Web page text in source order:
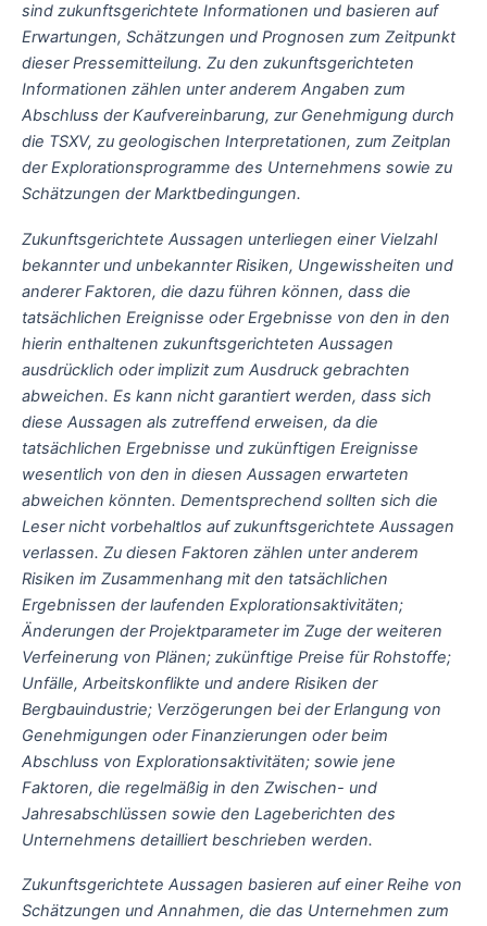
sind zukunftsgerichtete Informationen und basieren auf
Erwartungen, Schätzungen und Prognosen zum Zeitpunkt
dieser Pressemitteilung. Zu den zukunftsgerichteten
Informationen zählen unter anderem Angaben zum
Abschluss der Kaufvereinbarung, zur Genehmigung durch
die TSXV, zu geologischen Interpretationen, zum Zeitplan
der Explorationsprogramme des Unternehmens sowie zu
Schätzungen der Marktbedingungen.
Zukunftsgerichtete Aussagen unterliegen einer Vielzahl
bekannter und unbekannter Risiken, Ungewissheiten und
anderer Faktoren, die dazu führen können, dass die
tatsächlichen Ereignisse oder Ergebnisse von den in den
hierin enthaltenen zukunftsgerichteten Aussagen
ausdrücklich oder implizit zum Ausdruck gebrachten
abweichen. Es kann nicht garantiert werden, dass sich
diese Aussagen als zutreffend erweisen, da die
tatsächlichen Ergebnisse und zukünftigen Ereignisse
wesentlich von den in diesen Aussagen erwarteten
abweichen könnten. Dementsprechend sollten sich die
Leser nicht vorbehaltlos auf zukunftsgerichtete Aussagen
verlassen. Zu diesen Faktoren zählen unter anderem
Risiken im Zusammenhang mit den tatsächlichen
Ergebnissen der laufenden Explorationsaktivitäten;
Änderungen der Projektparameter im Zuge der weiteren
Verfeinerung von Plänen; zukünftige Preise für Rohstoffe;
Unfälle, Arbeitskonflikte und andere Risiken der
Bergbauindustrie; Verzögerungen bei der Erlangung von
Genehmigungen oder Finanzierungen oder beim
Abschluss von Explorationsaktivitäten; sowie jene
Faktoren, die regelmäßig in den Zwischen- und
Jahresabschlüssen sowie den Lageberichten des
Unternehmens detailliert beschrieben werden.
Zukunftsgerichtete Aussagen basieren auf einer Reihe von
Schätzungen und Annahmen, die das Unternehmen zum